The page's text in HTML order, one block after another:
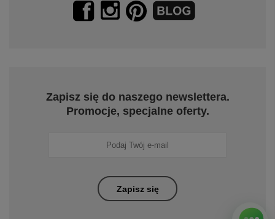
Zapisz się do naszego newslettera.
Promocje, specjalne oferty.
Zapisz się